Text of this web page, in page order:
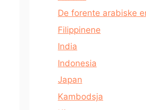
De forente arabiske
Filippinene
India
Indonesia
Japan
Kambodsja